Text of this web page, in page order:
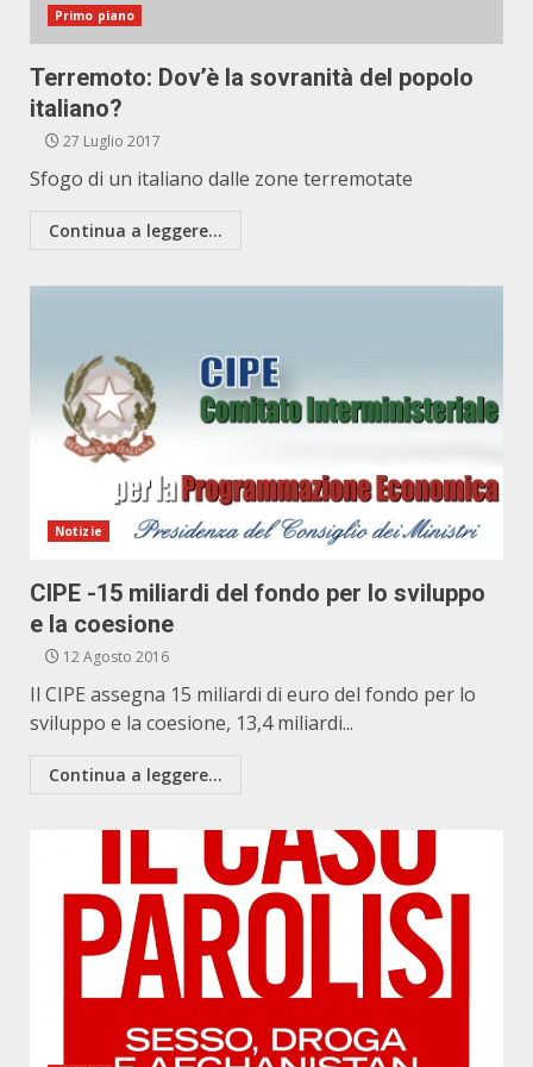
Primo piano
Terremoto: Dov’è la sovranità del popolo
italiano?
27 Luglio 2017
Sfogo di un italiano dalle zone terremotate
Continua a leggere...
Notizie
CIPE -15 miliardi del fondo per lo sviluppo
e la coesione
12 Agosto 2016
Il CIPE assegna 15 miliardi di euro del fondo per lo
sviluppo e la coesione, 13,4 miliardi...
Continua a leggere...